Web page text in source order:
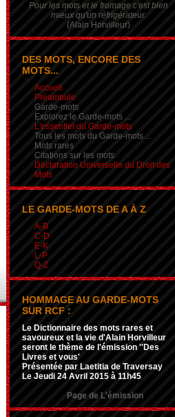
Pour les mots et le fromage c'est bien
mieux qu'un réfrigérateur.
(Alain Horvilleur)
DES MOTS, ENCORE DES
MOTS...
Accueil
Préambule
Garde-mots
Explorez le Garde-mots ...
L'essentiel du Garde-mots
Tous les mots du Garde-mots ...
Mots rares
Citations sur les mots
Déclaration Universelle du Droit des
Mots
LE GARDE-MOTS DE A À Z
A-B
C-D
E-K
L-P
Q-Z
HOMMAGE AU GARDE-MOTS
SUR RCF :
Le Dictionnaire des mots rares et
savoureux et la vie d'Alain Horvilleur
seront le thème de l'émission ''Des
Livres et vous'
Présentée par Laetitia de Traversay
Le Jeudi 24 Avril 2015 à 11h45
Page de L'émission